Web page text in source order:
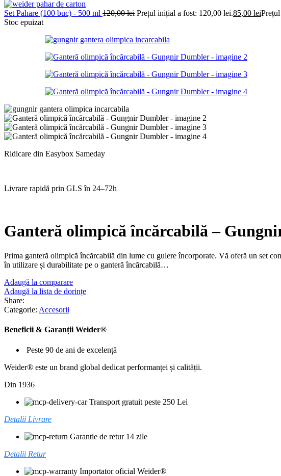
Set Pahare (100 buc) - 500 ml 120,00lei Prețul inițial a fost: 120,00 lei.85,00 lei
Stoc epuizat
Ridicare din Easybox Sameday
Livrare rapidă prin GLS în 24–72h
Ganteră olimpică încărcabilă –
Prima ganteră olimpică încărcabilă din lume cu gulere încorporate. Vă oferă un set
în utilizare și durabilitate pe o ganteră încărcabilă…
Adaugă la comparare
Adaugă la lista de dorințe
Share:
Categorie: Accesorii
Beneficii & Garanții Weider®
Peste 90 de ani de excelență
Weider® este un brand global dedicat performanței și calității.
Din 1936
Transport gratuit peste 250 Lei
Detalii Livrare
Garantie de retur 14 zile
Detalii Retur
Importator oficial Weider®